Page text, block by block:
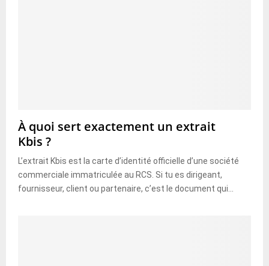
À quoi sert exactement un extrait
Kbis ?
L’extrait Kbis est la carte d’identité officielle d’une société
commerciale immatriculée au RCS. Si tu es dirigeant,
fournisseur, client ou partenaire, c’est le document qui...